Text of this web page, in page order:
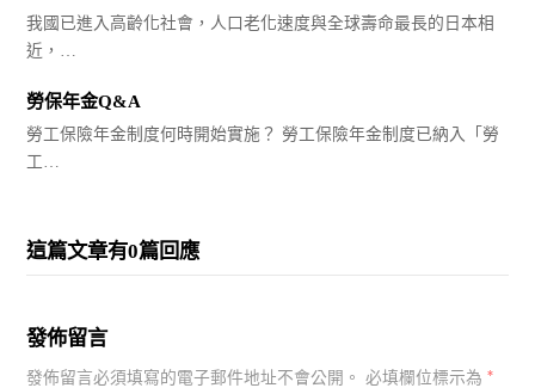
我國已進入高齡化社會，人口老化速度與全球壽命最長的日本相
近，…
勞保年金Q&A
勞工保險年金制度何時開始實施？ 勞工保險年金制度已納入「勞
工…
這篇文章有0篇回應
發佈留言
發佈留言必須填寫的電子郵件地址不會公開。 必填欄位標示為*